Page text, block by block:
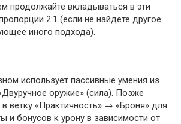
продолжайте вкладываться в эти
2:1 (если не найдете другое
иного подхода).
использует пассивные умения из
оружие» (сила). Позже
ветку «Практичность» → «Броня» для
и бонусов к урону в зависимости от